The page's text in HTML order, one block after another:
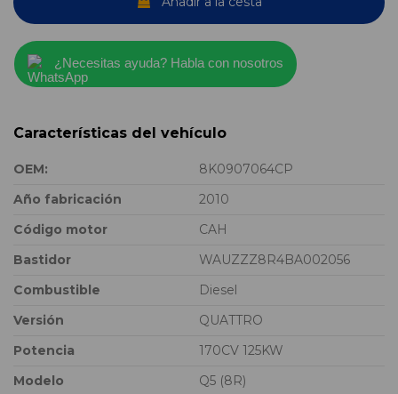
¿Necesitas ayuda? Habla con nosotros
Características del vehículo
OEM:
8K0907064CP
Año fabricación
2010
Código motor
CAH
Bastidor
WAUZZZ8R4BA002056
Combustible
Diesel
Versión
QUATTRO
Potencia
170CV 125KW
Modelo
Q5 (8R)